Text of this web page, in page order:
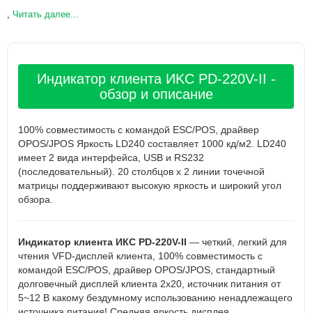
, Читать далее...
Индикатор клиента ИKC PD-220V-II -
обзор и описание
100% совместимость с командой ESC/POS, драйвер
OPOS/JPOS Яркость LD240 составляет 1000 кд/м2. LD240
имеет 2 вида интерфейса, USB и RS232
(последовательный). 20 столбцов х 2 линии точечной
матрицы поддерживают высокую яркость и широкий угол
обзора.
Индикатор клиента ИКС PD-220V-II — четкий, легкий для
чтения VFD-дисплей клиента, 100% совместимость с
командой ESC/POS, драйвер OPOS/JPOS, стандартный
долговечный дисплей клиента 2x20, источник питания от
5~12 В какому бездумному использованию ненадлежащего